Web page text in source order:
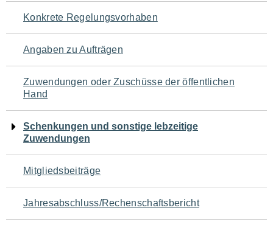
Seiteninhalt
Konkrete Regelungsvorhaben
Angaben zu Aufträgen
Zuwendungen oder Zuschüsse der öffentlichen
Hand
Schenkungen und sonstige lebzeitige
Zuwendungen
Mitgliedsbeiträge
Jahresabschluss/Rechenschaftsbericht